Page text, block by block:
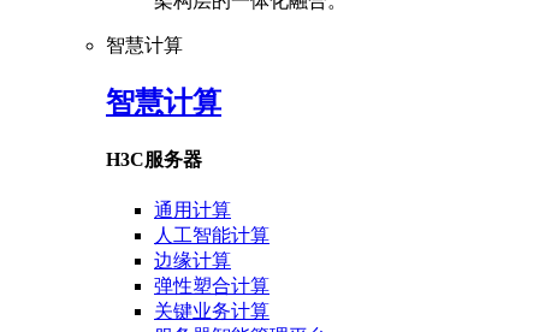
智慧计算
智慧计算
H3C服务器
通用计算
人工智能计算
边缘计算
弹性塑合计算
关键业务计算